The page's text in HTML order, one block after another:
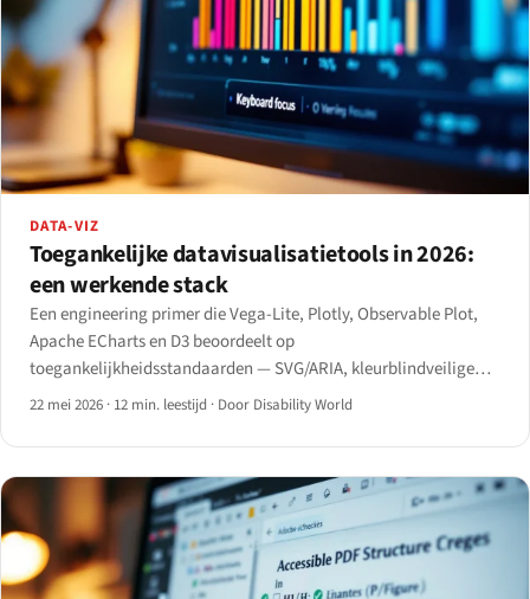
DATA-VIZ
Toegankelijke datavisualisatietools in 2026:
een werkende stack
Een engineering primer die Vega-Lite, Plotly, Observable Plot,
Apache ECharts en D3 beoordeelt op
toegankelijkheidsstandaarden — SVG/ARIA, kleurblindveilige
paletten, toetsenbordnavigatie, schermlezer-hiërarchie en
gebruikssituatie.
22 mei 2026 · 12 min. leestijd · Door Disability World